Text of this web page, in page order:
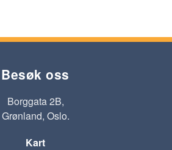
Besøk oss
Borggata 2B,
Grønland, Oslo.
Kart